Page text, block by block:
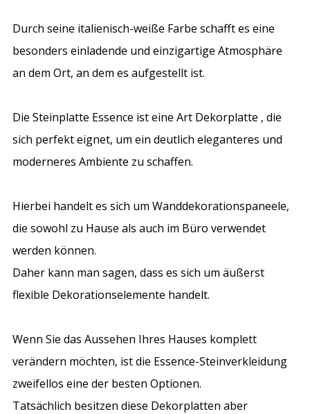
Durch seine italienisch-weiße Farbe schafft es eine
besonders einladende und einzigartige Atmosphäre
an dem Ort, an dem es aufgestellt ist.
Die Steinplatte Essence ist eine Art Dekorplatte , die
sich perfekt eignet, um ein deutlich eleganteres und
moderneres Ambiente zu schaffen.
Hierbei handelt es sich um Wanddekorationspaneele,
die sowohl zu Hause als auch im Büro verwendet
werden können.
Daher kann man sagen, dass es sich um äußerst
flexible Dekorationselemente handelt.
Wenn Sie das Aussehen Ihres Hauses komplett
verändern möchten, ist die Essence-Steinverkleidung
zweifellos eine der besten Optionen.
Tatsächlich besitzen diese Dekorplatten aber